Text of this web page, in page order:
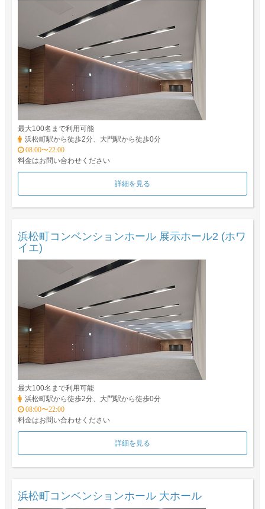
最大100名まで利用可能
浜松町駅から徒歩2分、大門駅から徒歩0分
08:00〜22:00
料金はお問い合わせください
詳細を見る
浜松町コンベンションホール 展示ホール2 (ホワ
イエ)
最大100名まで利用可能
浜松町駅から徒歩2分、大門駅から徒歩0分
08:00〜22:00
料金はお問い合わせください
詳細を見る
浜松町コンベンションホール 大ホール